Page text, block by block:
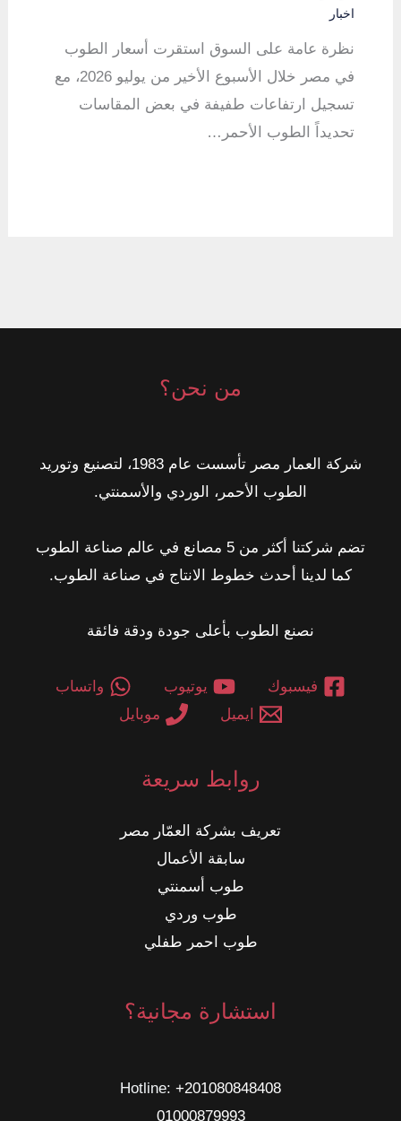
اخبار
نظرة عامة على السوق استقرت أسعار الطوب
في مصر خلال الأسبوع الأخير من يوليو 2026، مع
تسجيل ارتفاعات طفيفة في بعض المقاسات
تحديداً الطوب الأحمر…
من نحن؟
شركة العمار مصر تأسست عام 1983، لتصنيع وتوريد
الطوب الأحمر، الوردي والأسمنتي.
تضم شركتنا أكثر من 5 مصانع في عالم صناعة الطوب
كما لدينا أحدث خطوط الانتاج في صناعة الطوب.
نصنع الطوب بأعلى جودة ودقة فائقة
فيسبوك يوتيوب
واتساب
ايميل
موبايل
روابط سريعة
تعريف بشركة العمّار مصر
سابقة الأعمال
طوب أسمنتي
طوب وردي
طوب احمر طفلي
استشارة مجانية؟
Hotline: ‎ +201080848408
01000879993